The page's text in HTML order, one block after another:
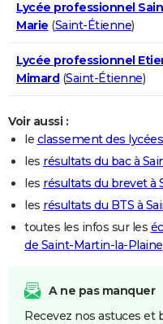
Lycée professionnel
Marie (Saint-Étienne)
Lycée professionnel
Mimard(Saint-Étienne)
Voir aussi :
le classement des
les résultats du bac à
les résultats du brevet à
les résultats du BTS à
toutes les infos sur les
de Saint-Martin-la-Plaine
A ne pas manquer
Recevez nos astuces